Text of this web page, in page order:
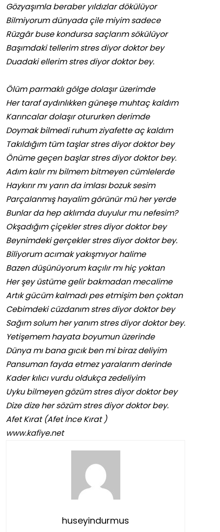
Gözyaşımla beraber yıldızlar dökülüyor
Bilmiyorum dünyada çile miyim sadece
Rüzgâr buse kondursa saçlarım sökülüyor
Başımdaki tellerim stres diyor doktor bey
Duadaki ellerim stres diyor doktor bey.
Ölüm parmaklı gölge dolaşır üzerimde
Her taraf aydınlıkken güneşe muhtaç kaldım
Karıncalar dolaşır otururken derimde
Doymak bilmedi ruhum ziyafette aç kaldım
Takıldığım tüm taşlar stres diyor doktor bey
Önüme geçen başlar stres diyor doktor bey.
Adım kalır mı bilmem bitmeyen cümlelerde
Haykırır mı yarın da imlası bozuk sesim
Parçalanmış hayalim görünür mü her yerde
Bunlar da hep aklımda duyulur mu nefesim?
Okşadığım çiçekler stres diyor doktor bey
Beynimdeki gerçekler stres diyor doktor bey.
Biliyorum acımak yakışmıyor halime
Bazen düşünüyorum kaçılır mı hiç yoktan
Her şey üstüme gelir bakmadan mecalime
Artık gücüm kalmadı pes etmişim ben çoktan
Cebimdeki cüzdanım stres diyor doktor bey
Sağım solum her yanım stres diyor doktor bey.
Yetişemem hayata boyumun üzerinde
Dünya mı bana gıcık ben mi biraz deliyim
Pansuman fayda etmez yaralarım derinde
Kader kılıcı vurdu oldukça zedeliyim
Uyku bilmeyen gözüm stres diyor doktor bey
Dize dize her sözüm stres diyor doktor bey.
Afet Kırat (Afet İnce Kırat )
www.kafiye.net
huseyindurmus